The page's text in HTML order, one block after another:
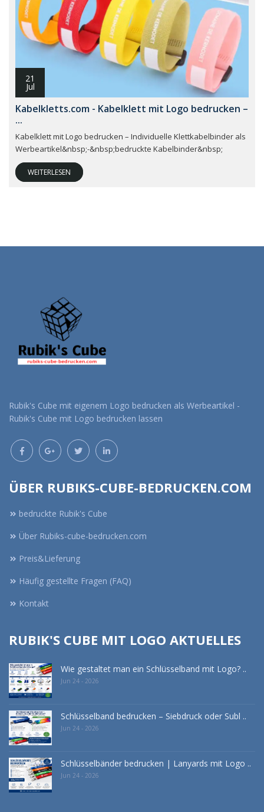
21
Jul
Kabelkletts.com - Kabelklett mit Logo bedrucken –
...
Kabelklett mit Logo bedrucken – Individuelle Klettkabelbinder als
Werbeartikel&nbsp;-&nbsp;bedruckte Kabelbinder&nbsp;
WEITERLESEN
Rubik's Cube mit eigenem Logo bedrucken als Werbeartikel -
Rubik's Cube mit Logo bedrucken lassen
ÜBER RUBIKS-CUBE-BEDRUCKEN.COM
bedruckte Rubik's Cube
Über Rubiks-cube-bedrucken.com
Preis&Lieferung
Häufig gestellte Fragen (FAQ)
Kontakt
RUBIK'S CUBE MIT LOGO AKTUELLES
Wie gestaltet man ein Schlüsselband mit Logo? ..
Jun 24 - 2026
Schlüsselband bedrucken – Siebdruck oder Subl ..
Jun 24 - 2026
Schlüsselbänder bedrucken | Lanyards mit Logo ..
Jun 24 - 2026